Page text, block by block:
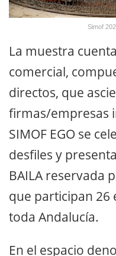
Simof
La muestra
comercial,
directos, que
firmas/empresas
SIMOF EGO se
desfiles y
BAILA reservada
que participan 26
toda Andalucía.
En el espacio